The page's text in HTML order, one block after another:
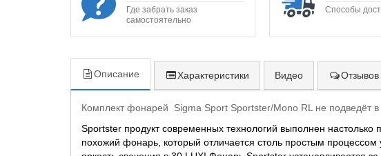
Где забрать заказ
самостоятельно
Способы
Описание Характеристики Видео Отзывов
Комплект фонарей Sigma Sport Sportster/Mono RL не подведёт в
Sportster продукт современных технологий выполнен
похожий фонарь, который отличается столь простым